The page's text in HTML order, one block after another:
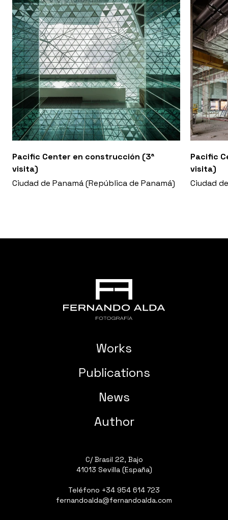
Pacific Center en construcción (3ª
visita)
Ciudad de Panamá (República de Panamá)
Pacific
visita)
Ciudad
Works
Publications
News
Author
C/ Brasil 22, Bajo
41013 Sevilla (España)
Teléfono +34 954 614 723
fernandoalda@fernandoalda.com